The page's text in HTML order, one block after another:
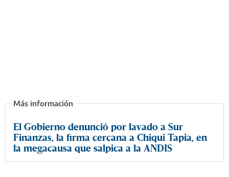
El Gobierno denunció por lavado a Sur
Finanzas, la firma cercana a Chiqui Tapia, en
la megacausa que salpica a la ANDIS